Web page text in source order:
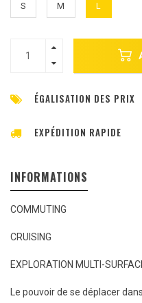
S M L
ÉGALISATION DES PRIX
EXPÉDITION RAPIDE
INFORMATIONS
COMMUTING
CRUISING
EXPLORATION MULTI-
Le pouvoir de se déplacer